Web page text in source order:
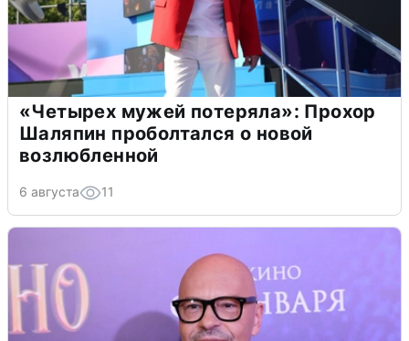
«Четырех мужей потеряла»: Прохор
Шаляпин проболтался о новой
возлюбленной
6 августа 11